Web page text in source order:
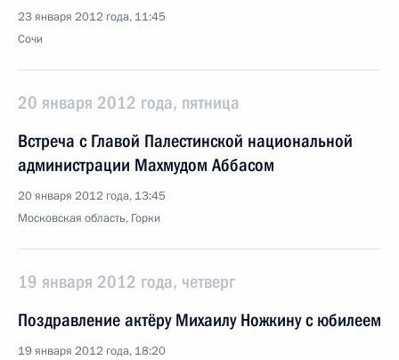
23 января 2012 года, 11:45
Сочи
20 января 2012 года, пятница
Встреча с Главой Палестинской национальной
администрации Махмудом Аббасом
20 января 2012 года, 13:45
Московская область, Горки
19 января 2012 года, четверг
Поздравление актёру Михаилу Ножкину с юбилеем
19 января 2012 года, 18:20